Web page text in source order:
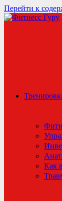
Перейти к
Как